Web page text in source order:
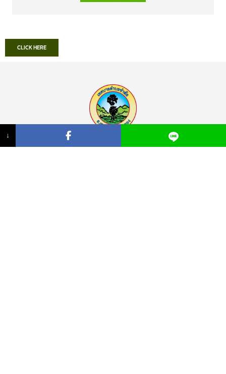
CLICK HERE
เทศบาลตำบลชำฆ้อ
↓